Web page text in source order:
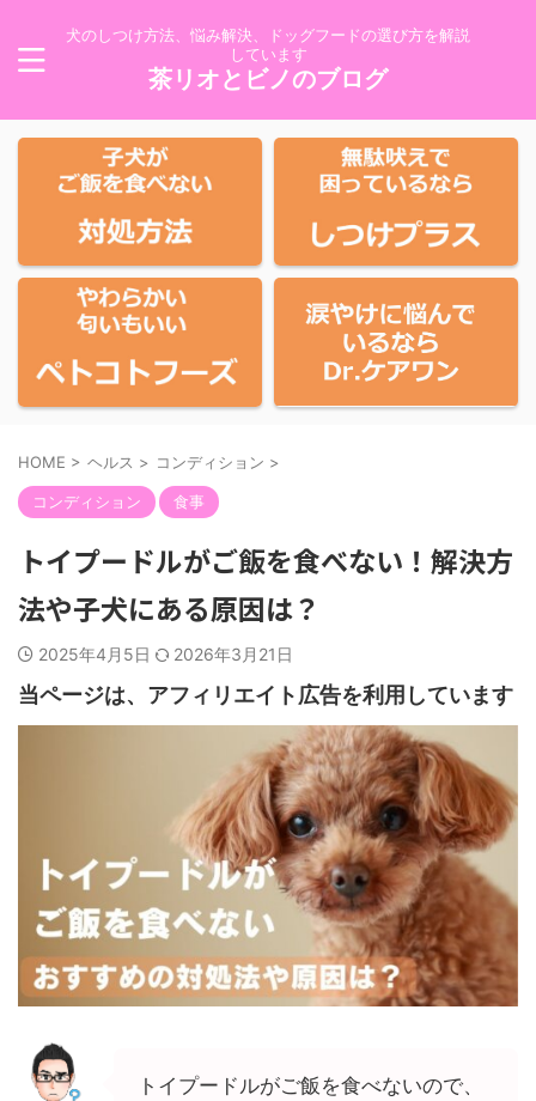
犬のしつけ方法、悩み解決、ドッグフードの選び方を解説
しています
茶リオとビノのブログ
HOME > ヘルス > コンディション >
コンディション 食事
トイプードルがご飯を食べない！解決方
法や子犬にある原因は？
2025年4月5日 2026年3月21日
当ページは、アフィリエイト広告を利用しています
トイプードルがご飯を食べないので、